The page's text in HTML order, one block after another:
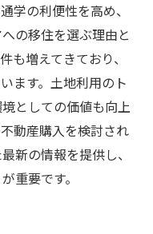
学の利便性を高め、
の移住を選ぶ理由と
も増えてきており、
ます。土地利用のト
としての価値も向上
動産購入を検討され
新の情報を提供し、
重要です。